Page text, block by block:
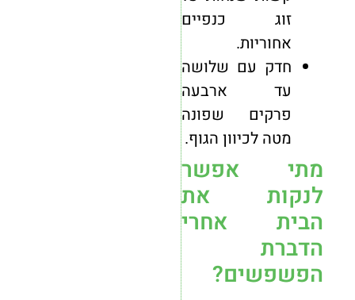
זוג כנפיים
אחוריות.
חדק עם שלושה
עד ארבעה
פרקים שפונה
מטה לכיוון הגוף.
מתי אפשר
לנקות את
הבית אחרי
הדברת
הפשפשים?